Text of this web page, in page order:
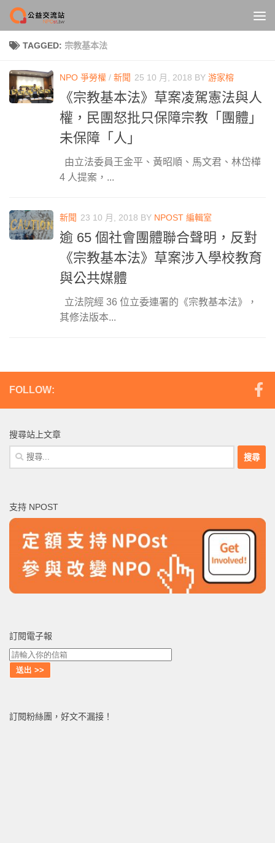
Skip to content
TAGGED: 宗教基本法
NPO 爭勞權 / 新聞 25 10 月, 2018 BY 游家榕
《宗教基本法》草案凌駕憲法與人
權，民團怒批只保障宗教「團體」
未保障「人」
由立法委員王金平、黃昭順、馬文君、林岱樺
4 人提案，...
新聞 23 10 月, 2018 BY NPOST 編輯室
逾 65 個社會團體聯合聲明，反對
《宗教基本法》草案涉入學校教育
與公共媒體
立法院經 36 位立委連署的《宗教基本法》，
其修法版本...
FOLLOW:
搜尋站上文章
搜
尋
字:
支持 NPOST
訂閱電子報
訂閱粉絲團，好文不漏接！